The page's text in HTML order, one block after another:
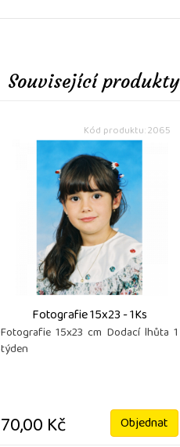
Související produkty
Kód produktu: 2065
Fotografie 15x23 - 1Ks
Fotografie 15x23 cm Dodací lhůta 1
týden
70,00 Kč Objednat